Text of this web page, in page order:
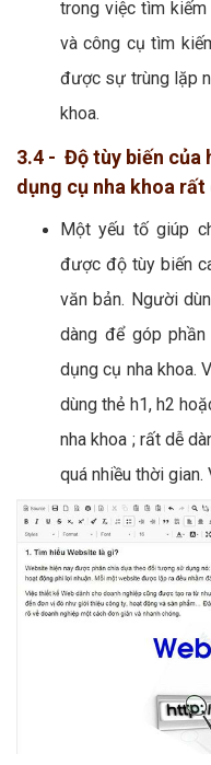
trong việc tìm
và công cụ tìm
được sự trùng lặp
khoa.
3.4 - Độ tùy biến của
dụng cụ nha khoa rất
Một yếu tố giúp
được độ tùy biến
văn bản. Người
dàng để góp
dụng cụ nha khoa.
dùng thẻ h1, h2
nha khoa ; rất dễ
quá nhiều thời gian.